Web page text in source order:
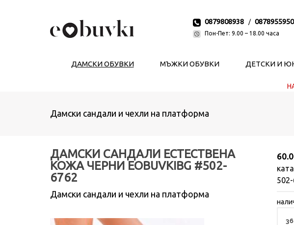
0879808938 / 0878955950
Пон-Пет: 9.00 – 18.00 часа
ДАМСКИ ОБУВКИ МЪЖКИ ОБУВКИ ДЕТСКИ И
Дамски сандали и чехли на платформа
ДАМСКИ САНДАЛИ ЕСТЕСТВЕНА
КОЖА ЧЕРНИ EOBUVKIBG #502-
6762
Дамски сандали и чехли на платформа
36